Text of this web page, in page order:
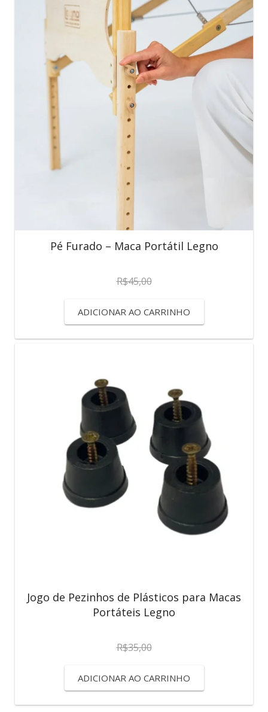
Pé Furado – Maca Portátil Legno
R$45,00
ADICIONAR AO CARRINHO
Jogo de Pezinhos de Plásticos para Macas
Portáteis Legno
R$35,00
ADICIONAR AO CARRINHO